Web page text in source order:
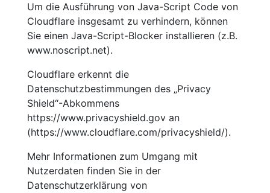
Um die Ausführung von Java-Script Code von
Cloudflare insgesamt zu verhindern, können
Sie einen Java-Script-Blocker installieren (z.B.
www.noscript.net).
Cloudflare erkennt die
Datenschutzbestimmungen des „Privacy
Shield“-Abkommens
https://www.privacyshield.gov an
(https://www.cloudflare.com/privacyshield/).
Mehr Informationen zum Umgang mit
Nutzerdaten finden Sie in der
Datenschutzerklärung von